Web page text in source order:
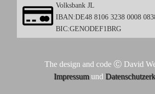
Volksbank JL
IBAN:DE48 8106 3238 0008
BIC:GENODEF1BRG
The design and code Ⓒ David
Impressumund